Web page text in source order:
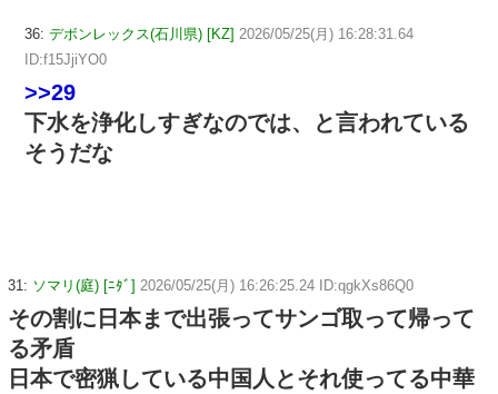
36: デボンレックス(石川県) [KZ] 2026/05/25(月) 16:28:31.64
ID:f15JjiYO0
>>29
下水を浄化しすぎなのでは、と言われている
そうだな
31: ソマリ(庭) [ﾆﾀﾞ] 2026/05/25(月) 16:26:25.24 ID:qgkXs86Q0
その割に日本まで出張ってサンゴ取って帰って
る矛盾
日本で密猟している中国人とそれ使ってる中華